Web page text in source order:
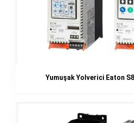
Yumuşak Yolverici Eaton